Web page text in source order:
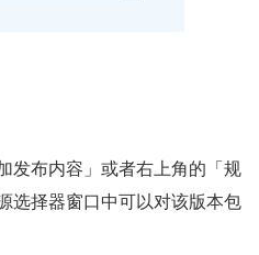
发布内容」或者右上角的「规
选择器窗口中可以对该版本包